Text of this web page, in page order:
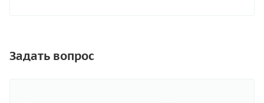
Задать вопрос